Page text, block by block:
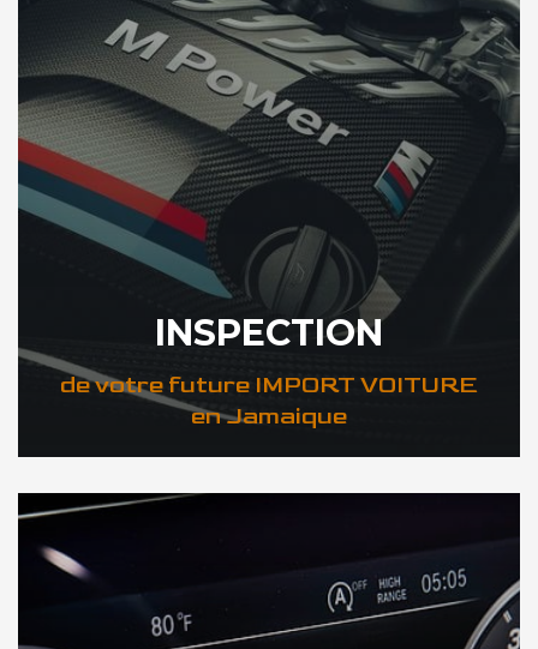
INSPECTION
de votre future IMPORT VOITURE
en Jamaique
DÉCOUVREZ VOTRE INSPECTION AUTO en Jamaique